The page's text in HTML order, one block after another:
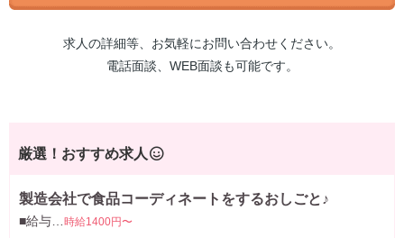
求人の詳細等、お気軽にお問い合わせください。
電話面談、WEB面談も可能です。
厳選！おすすめ求人
製造会社で食品コーディネートをするおしごと♪
■給与… 時給1400円〜